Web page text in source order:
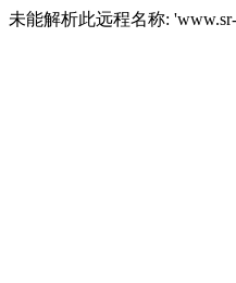
未能解析此远程名称: 'www.sr-